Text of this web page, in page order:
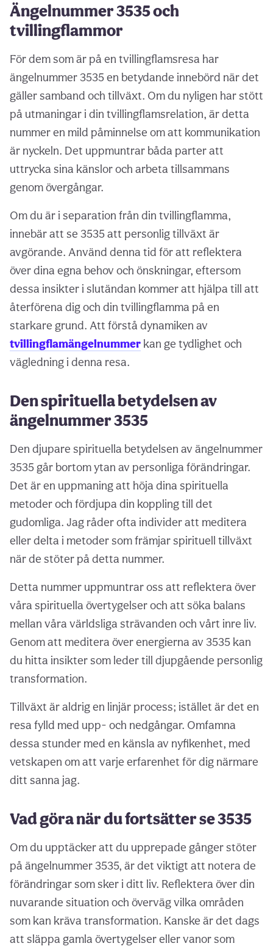
Ängelnummer 3535 och
tvillingflammor
För dem som är på en tvillingflamsresa har
ängelnummer 3535 en betydande innebörd när det
gäller samband och tillväxt. Om du nyligen har stött
på utmaningar i din tvillingflamsrelation, är detta
nummer en mild påminnelse om att kommunikation
är nyckeln. Det uppmuntrar båda parter att
uttrycka sina känslor och arbeta tillsammans
genom övergångar.
Om du är i separation från din tvillingflamma,
innebär att se 3535 att personlig tillväxt är
avgörande. Använd denna tid för att reflektera
över dina egna behov och önskningar, eftersom
dessa insikter i slutändan kommer att hjälpa till att
återförena dig och din tvillingflamma på en
starkare grund. Att förstå dynamiken av
tvillingflamängelnummer kan ge tydlighet och
vägledning i denna resa.
Den spirituella betydelsen av
ängelnummer 3535
Den djupare spirituella betydelsen av ängelnummer
3535 går bortom ytan av personliga förändringar.
Det är en uppmaning att höja dina spirituella
metoder och fördjupa din koppling till det
gudomliga. Jag råder ofta individer att meditera
eller delta i metoder som främjar spirituell tillväxt
när de stöter på detta nummer.
Detta nummer uppmuntrar oss att reflektera över
våra spirituella övertygelser och att söka balans
mellan våra världsliga strävanden och vårt inre liv.
Genom att meditera över energierna av 3535 kan
du hitta insikter som leder till djupgående personlig
transformation.
Tillväxt är aldrig en linjär process; istället är det en
resa fylld med upp- och nedgångar. Omfamna
dessa stunder med en känsla av nyfikenhet, med
vetskapen om att varje erfarenhet för dig närmare
ditt sanna jag.
Vad göra när du fortsätter se 3535
Om du upptäcker att du upprepade gånger stöter
på ängelnummer 3535, är det viktigt att notera de
förändringar som sker i ditt liv. Reflektera över din
nuvarande situation och överväg vilka områden
som kan kräva transformation. Kanske är det dags
att släppa gamla övertygelser eller vanor som